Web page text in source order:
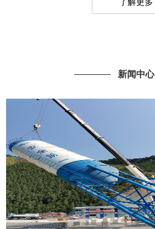
新闻中心